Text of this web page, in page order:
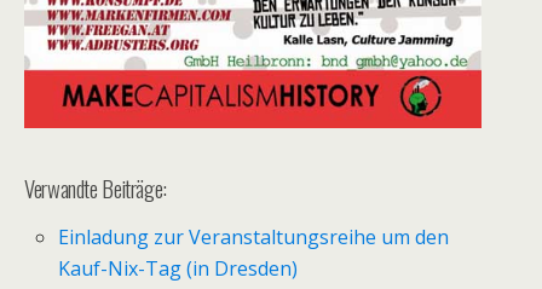
Verwandte Beiträge:
Einladung zur Veranstaltungsreihe um den
Kauf-Nix-Tag (in Dresden)